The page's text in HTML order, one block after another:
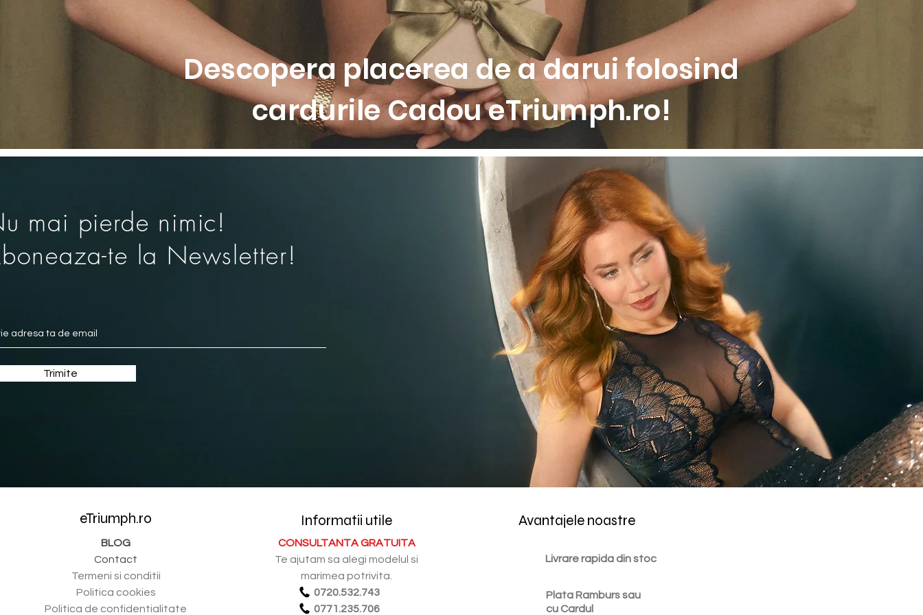
Descopera placerea de a darui folosind
cardurile Cadou eTriumph.ro!
mai pierde nimic!
te la Newsletter!
Trimite
eTriumph.ro
BLOG
Contact
Termeni si conditii
Politica cookies
Politica de confidentialitate
Informatii utile
CONSULTANTA GRATUITA
Te ajutam sa alegi modelul si
marimea potrivita.
0720.532.743
0771.235.706
Avantajele noastre
Livrare rapida din stoc
Plata Ramburs sau
cu Cardul